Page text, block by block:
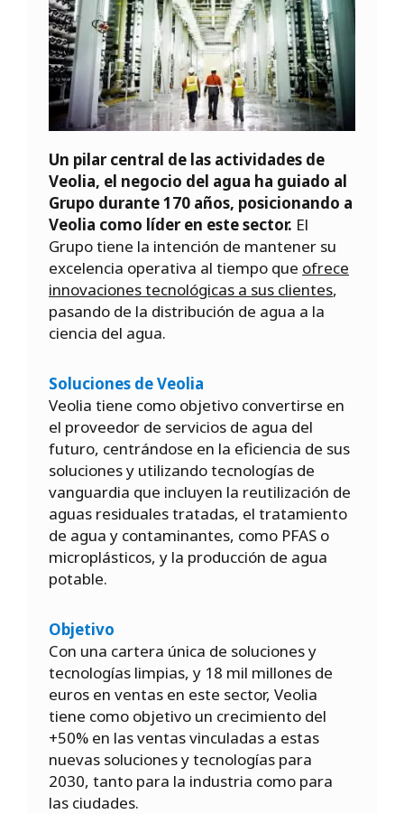
Un pilar central de las actividades de
Veolia, el negocio del agua ha guiado al
Grupo durante 170 años, posicionando a
Veolia como líder en este sector. El
Grupo tiene la intención de mantener su
excelencia operativa al tiempo que ofrece
innovaciones tecnológicas a sus clientes,
pasando de la distribución de agua a la
ciencia del agua.
Soluciones de Veolia
Veolia tiene como objetivo convertirse en
el proveedor de servicios de agua del
futuro, centrándose en la eficiencia de sus
soluciones y utilizando tecnologías de
vanguardia que incluyen la reutilización de
aguas residuales tratadas, el tratamiento
de agua y contaminantes, como PFAS o
microplásticos, y la producción de agua
potable.
Objetivo
Con una cartera única de soluciones y
tecnologías limpias, y 18 mil millones de
euros en ventas en este sector, Veolia
tiene como objetivo un crecimiento del
+50% en las ventas vinculadas a estas
nuevas soluciones y tecnologías para
2030, tanto para la industria como para
las ciudades.